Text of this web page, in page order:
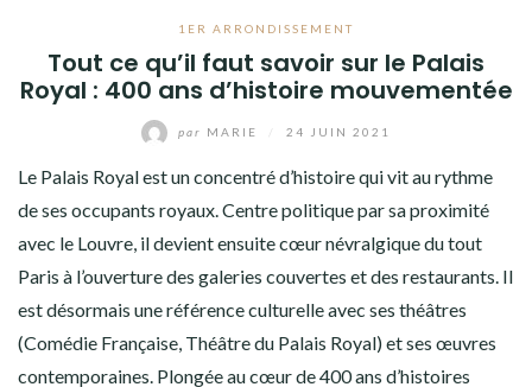
1ER ARRONDISSEMENT
Tout ce qu’il faut savoir sur le Palais
Royal : 400 ans d’histoire mouvementée
par MARIE 24 JUIN 2021
Le Palais Royal est un concentré d’histoire qui vit au rythme
de ses occupants royaux. Centre politique par sa proximité
avec le Louvre, il devient ensuite cœur névralgique du tout
Paris à l’ouverture des galeries couvertes et des restaurants. Il
est désormais une référence culturelle avec ses théâtres
(Comédie Française, Théâtre du Palais Royal) et ses œuvres
contemporaines. Plongée au cœur de 400 ans d’histoires